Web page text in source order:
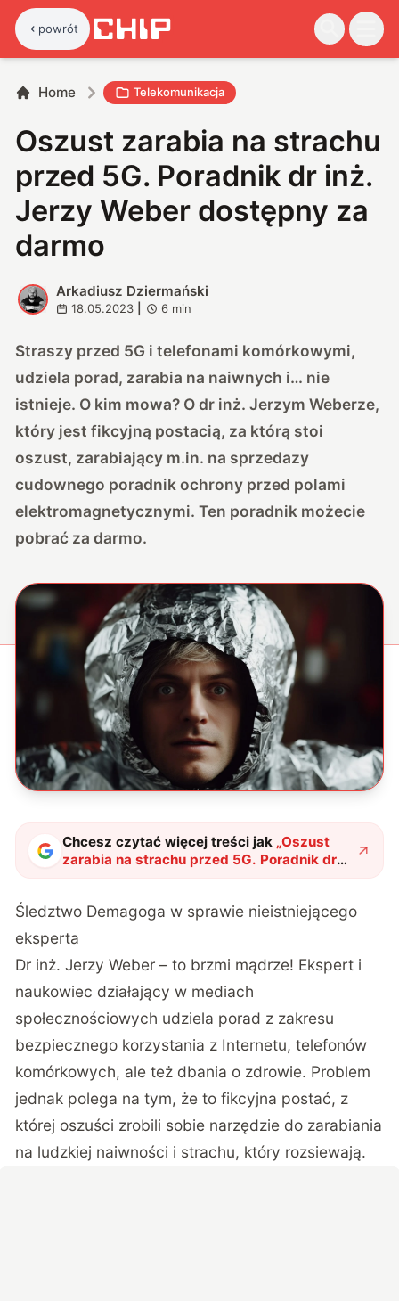
powrót
Home Telekomunikacja
Oszust zarabia na strachu
przed 5G. Poradnik dr inż.
Jerzy Weber dostępny za
darmo
A
Arkadiusz Dziermański
18.05.2023 6 min
Straszy przed 5G i telefonami komórkowymi,
udziela porad, zarabia na naiwnych i… nie
istnieje. O kim mowa? O dr inż. Jerzym Weberze,
który jest fikcyjną postacią, za którą stoi
oszust, zarabiający m.in. na sprzedazy
cudownego poradnik ochrony przed polami
elektromagnetycznymi. Ten poradnik możecie
pobrać za darmo.
Chcesz czytać więcej treści jak „Oszust
zarabia na strachu przed 5G. Poradnik dr
inż. Jerzy Weber dostępny za darmo"?
Śledztwo Demagoga w sprawie nieistniejącego
eksperta
Dr inż. Jerzy Weber – to brzmi mądrze! Ekspert i
naukowiec działający w mediach
społecznościowych udziela porad z zakresu
bezpiecznego korzystania z Internetu, telefonów
komórkowych, ale też dbania o zdrowie. Problem
jednak polega na tym, że to fikcyjna postać, z
której oszuści zrobili sobie narzędzie do zarabiania
na ludzkiej naiwności i strachu, który rozsiewają.